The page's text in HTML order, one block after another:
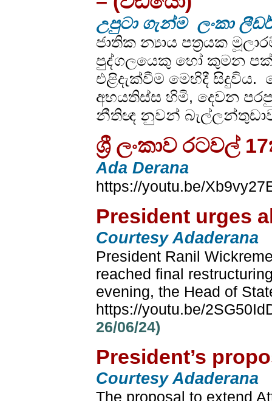
උපුටා ගැන්ම ලංකා
ජාතික න්‍යාය පත්‍රයක
පුද්ගලයෙකු හෝ කුමන
එළිදැක්වීම මෙහිදී සිදුවිය.
අභයතිස්ස හිමි, දෙවන
නීතිඥ නුවන්
ශ්‍රී ලංකාව
Ada Derana
https://youtu.be/
President urges
Courtesy Adaderana
President Ranil
reached final
evening, the Head of
https://youtu.be/
26/06/24)
President’s
Courtesy Adaderana
The proposal to extend